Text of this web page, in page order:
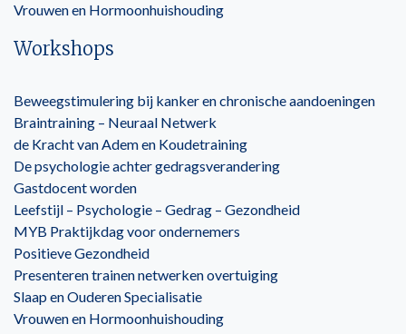
Vrouwen en Hormoonhuishouding
Workshops
Beweegstimulering bij kanker en chronische aandoeningen
Braintraining – Neuraal Netwerk
de Kracht van Adem en Koudetraining
De psychologie achter gedragsverandering
Gastdocent worden
Leefstijl – Psychologie – Gedrag – Gezondheid
MYB Praktijkdag voor ondernemers
Positieve Gezondheid
Presenteren trainen netwerken overtuiging
Slaap en Ouderen Specialisatie
Vrouwen en Hormoonhuishouding